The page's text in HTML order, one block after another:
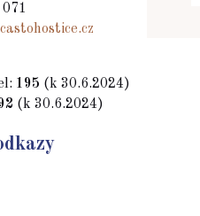
195 (k 30.6.2024)
(k 30.6.2024)